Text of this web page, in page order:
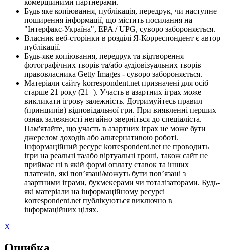
комерційними партнерами.
Будь яке копіювання, публікація, передрук, чи наступне
поширення інформації, що містить посилання на
"Інтерфакс-Україна", EPA / UPG, суворо забороняється.
Власник веб-сторінки в розділі Я-Корреспондент є автор
публікації.
Будь-яке копіювання, передрук та відтворення
фотографічних творів та/або аудіовізуальних творів
правовласника Getty Images - суворо забороняється.
Матеріали сайту korrespondent.net призначені для осіб
старше 21 року (21+). Участь в азартних іграх може
викликати ігрову залежність. Дотримуйтесь правил
(принципів) відповідальної гри. При виявленні перших
ознак залежності негайно зверніться до спеціаліста.
Пам'ятайте, що участь в азартних іграх не може бути
джерелом доходів або альтернативою роботі.
Інформаційний ресурс korrespondent.net не проводить
ігри на реальні та/або віртуальні гроші, також сайт не
приймає ні в якій формі оплату ставок та інших
платежів, які пов’язані/можуть бути пов’язані з
азартними іграми, букмекерами чи тоталізаторами. Будь-
які матеріали на інформаційному ресурсі
korrespondent.net публікуються виключно в
інформаційних цілях.
X